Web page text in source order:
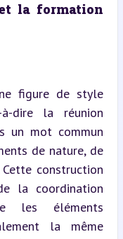
la formation
figure de style
à-dire la réunion
un mot commun
de nature, de
construction
la coordination
les éléments
la même